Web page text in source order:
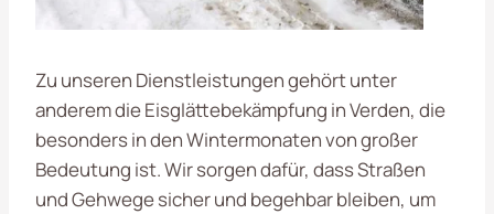
Zu unseren Dienstleistungen gehört unter
anderem die Eisglättebekämpfung in Verden, die
besonders in den Wintermonaten von großer
Bedeutung ist. Wir sorgen dafür, dass Straßen
und Gehwege sicher und begehbar bleiben, um